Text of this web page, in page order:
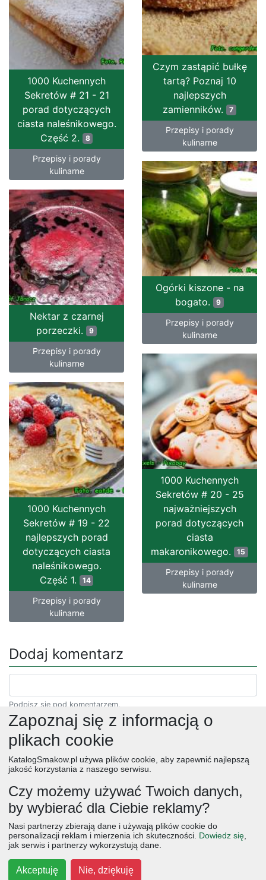
Czym zastąpić bułkę
tartą? Poznaj 10
najlepszych
zamienników. 7
Przepisy i porady
kulinarne
1000 Kuchennych
Sekretów # 21 - 21
porad dotyczących
ciasta naleśnikowego.
Część 2.
8
Przepisy i porady
kulinarne
Ogórki kiszone - na
bogato. 9
Przepisy i porady
kulinarne
Nektar z czarnej
porzeczki. 9
Przepisy i porady
kulinarne
1000 Kuchennych
Sekretów # 20 - 25
najważniejszych
porad dotyczących
ciasta
makaronikowego. 15
Przepisy i porady
kulinarne
1000 Kuchennych
Sekretów # 19 - 22
najlepszych porad
dotyczących ciasta
naleśnikowego.
Część 1.
14
Przepisy i porady
kulinarne
Dodaj komentarz
Podpisz się pod komentarzem.
salatki
boże narodzenie warzywa wielkanoc
przekaski
dania główne
jajka wegetariańskie czekolada
kurczak śniadania
cebula
przetwory
Zapoznaj się z informacją o
plikach cookie
KatalogSmakow.pl używa plików cookie, aby zapewnić najlepszą
jakość korzystania z naszego serwisu.
Czy możemy używać Twoich danych,
by wybierać dla Ciebie reklamy?
Nasi partnerzy zbierają dane i używają plików cookie do
personalizacji reklam i mierzenia ich skuteczności. Dowiedz się
jak serwis i partnerzy wykorzystują dane.
Akceptuję Nie, dziękuję